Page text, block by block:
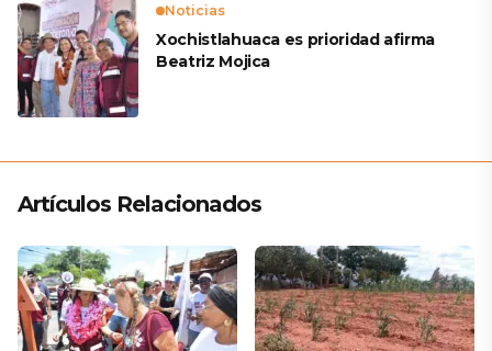
Noticias
Xochistlahuaca es prioridad afirma
Beatriz Mojica
Artículos Relacionados